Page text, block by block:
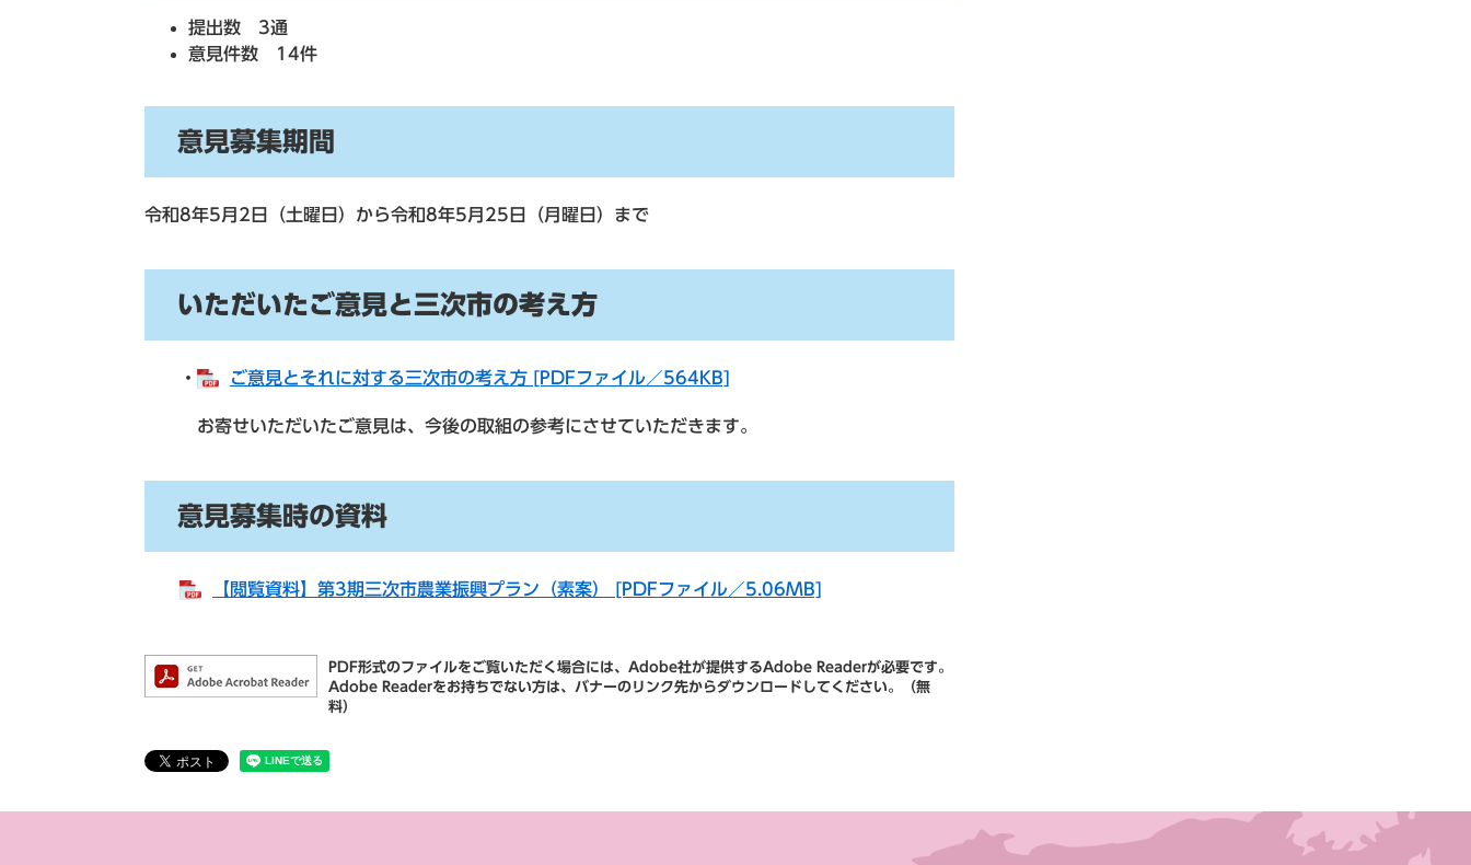
提出数 3通
意見件数 14件
意見募集期間
令和8年5月2日（土曜日）から令和8年5月25日（月曜日）まで
いただいたご意見と三次市の考え方
・ ご意見とそれに対する三次市の考え方 [PDFファイル／564KB]
お寄せいただいたご意見は、今後の取組の参考にさせていただきます。
意見募集時の資料
【閲覧資料】第3期三次市農業振興プラン​（素案） [PDFファイル／5.06MB]
PDF形式のファイルをご覧いただく場合には、Adobe社が提供するAdobe Readerが必要です。
Adobe Readerをお持ちでない方は、バナーのリンク先からダウンロードしてください。（無
料）